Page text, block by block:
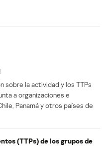
sobre la actividad y los TTPs
a organizaciones e
Panamá y otros países de
(TTPs) de los grupos de